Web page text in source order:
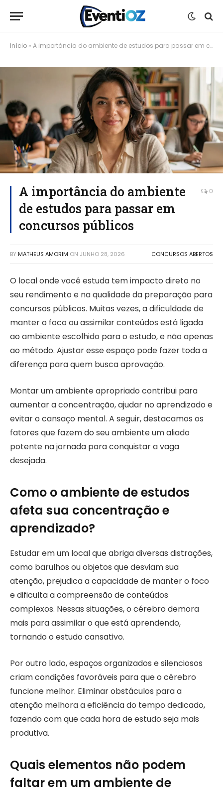
Início » A importância do ambiente de estudos para passar em concursos públicos
A importância do ambiente
de estudos para passar em
concursos públicos
0
BY MATHEUS AMORIM ON JUNHO 28, 2026 CONCURSOS ABERTOS
O local onde você estuda tem impacto direto no
seu rendimento e na qualidade da preparação para
concursos públicos. Muitas vezes, a dificuldade de
manter o foco ou assimilar conteúdos está ligada
ao ambiente escolhido para o estudo, e não apenas
ao método. Ajustar esse espaço pode fazer toda a
diferença para quem busca aprovação.
Montar um ambiente apropriado contribui para
aumentar a concentração, ajudar no aprendizado e
evitar o cansaço mental. A seguir, destacamos os
fatores que fazem do seu ambiente um aliado
potente na jornada para conquistar a vaga
desejada.
Como o ambiente de estudos
afeta sua concentração e
aprendizado?
Estudar em um local que abriga diversas distrações,
como barulhos ou objetos que desviam sua
atenção, prejudica a capacidade de manter o foco
e dificulta a compreensão de conteúdos
complexos. Nessas situações, o cérebro demora
mais para assimilar o que está aprendendo,
tornando o estudo cansativo.
Por outro lado, espaços organizados e silenciosos
criam condições favoráveis para que o cérebro
funcione melhor. Eliminar obstáculos para a
atenção melhora a eficiência do tempo dedicado,
fazendo com que cada hora de estudo seja mais
produtiva.
Quais elementos não podem
faltar em um ambiente de